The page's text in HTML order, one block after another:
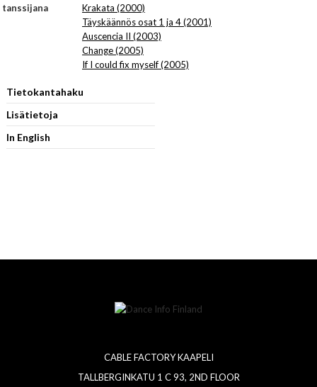
tanssijana
Krakata (2000)
Täyskäännös osat 1 ja 4 (2001)
Auscencia II (2003)
Change (2005)
If I could fix myself (2005)
Tietokantahaku
Lisätietoja
In English
CABLE FACTORY KAAPELI
TALLBERGINKATU 1 C 93, 2ND FLOOR